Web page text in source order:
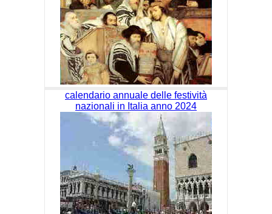
calendario annuale delle festività
nazionali in Italia anno 2024